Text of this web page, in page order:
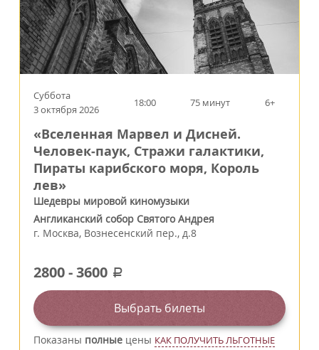
Суббота
3 октября 2026
18:00 75 минут 6+
«Вселенная Марвел и Дисней.
Человек‑паук, Стражи галактики,
Пираты карибского моря, Король
лев»
Шедевры мировой киномузыки
Англиканский собор Святого Андрея
г. Москва, Вознесенский пер., д.8
2800-3600 a
Выбрать билеты
Показаны полные цены КАК ПОЛУЧИТЬ ЛЬГОТНЫЕ